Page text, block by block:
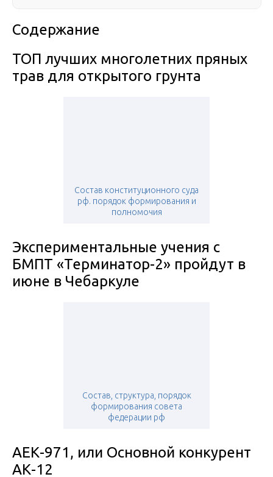
Содержание
ТОП лучших многолетних пряных
трав для открытого грунта
Состав конституционного суда
рф. порядок формирования и
полномочия
Экспериментальные учения с
БМПТ «Терминатор-2» пройдут в
июне в Чебаркуле
Состав, структура, порядок
формирования совета
федерации рф
АЕК-971, или Основной конкурент
АК-12